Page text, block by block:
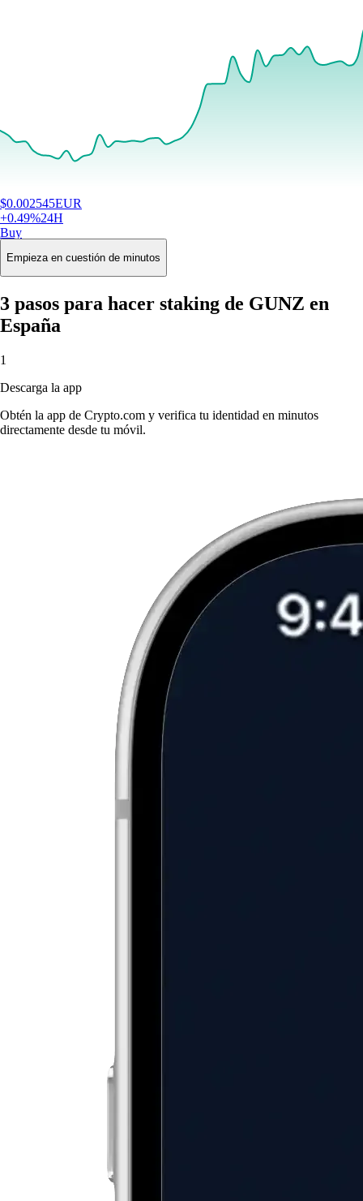
$0.002545EUR
+0.49%24H
Buy
Empieza en cuestión de minutos
3 pasos para hacer staking de GUNZ en
España
1
Descarga la app
Obtén la app de Crypto.com y verifica tu identidad en minutos
directamente desde tu móvil.